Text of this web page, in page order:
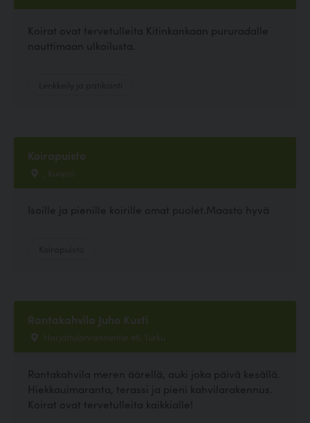
Koirat ovat tervetulleita Kitinkankaan pururadalle
nauttimaan ulkoilusta.
Koirapuisto
, Kuopio
Isoille ja pienille koirille omat puolet.Maasto hyvä
Rantakahvila Juho Kusti
Harjattulanrannantie 46, Turku
Rantakahvila meren äärellä, auki joka päivä kesällä.
Hiekkauimaranta, terassi ja pieni kahvilarakennus.
Koirat ovat tervetulleita kaikkialle!